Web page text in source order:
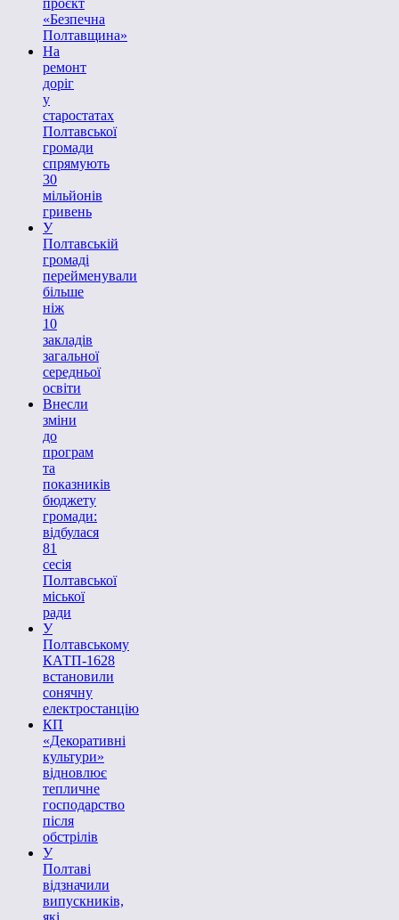
«Безпечна
Полтавщина»
На
ремонт
доріг
у
старостатах
Полтавської
громади
спрямують
30
мільйонів
гривень
У
Полтавській
громаді
перейменували
більше
ніж
10
закладів
загальної
середньої
освіти
Внесли
зміни
до
програм
та
показників
бюджету
громади:
відбулася
81
сесія
Полтавської
міської
ради
У
Полтавському
КАТП-1628
встановили
сонячну
електростанцію
КП
«Декоративні
культури»
відновлює
тепличне
господарство
після
обстрілів
У
Полтаві
відзначили
випускників,
які